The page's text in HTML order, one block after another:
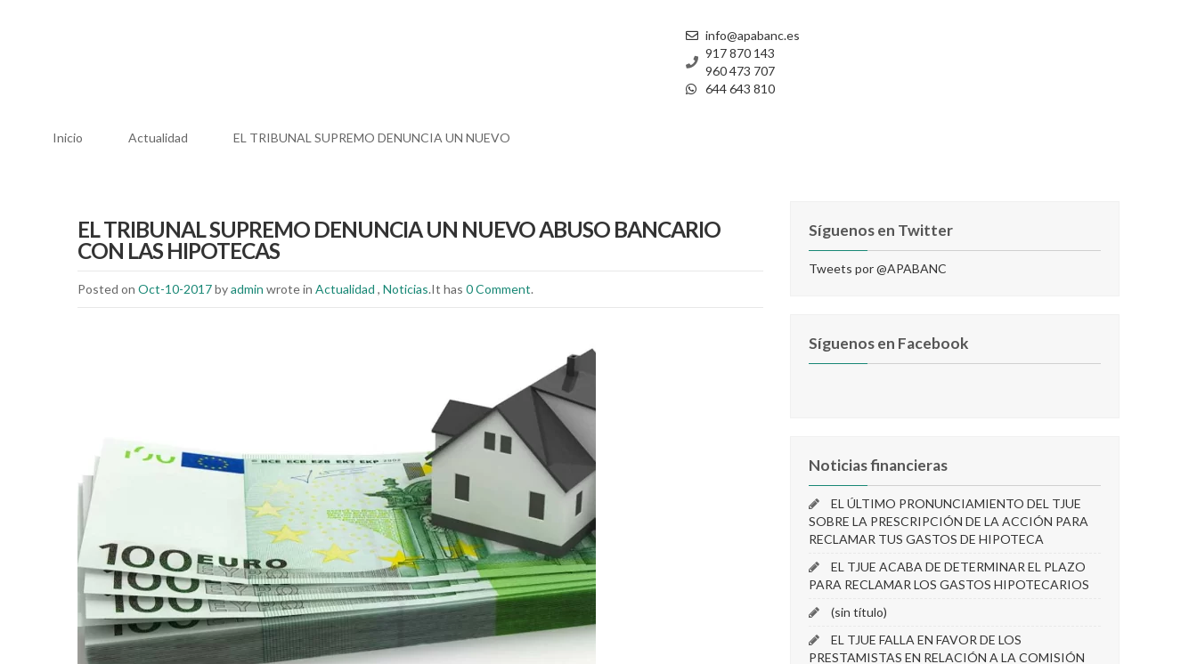
info@apabanc.es
917 870 143
960 473 707
644 643 810
Inicio Actualidad EL TRIBUNAL SUPREMO DENUNCIA UN NUEVO
EL TRIBUNAL SUPREMO DENUNCIA UN NUEVO ABUSO BANCARIO
CON LAS HIPOTECAS
Posted on Oct-10-2017byadmin wrote in Actualidad , Noticias.It has 0 Comment.
Síguenos en Twitter
Tweets por @APABANC
Síguenos en Facebook
Noticias financieras
EL ÚLTIMO PRONUNCIAMIENTO DEL TJUE
SOBRE LA PRESCRIPCIÓN DE LA ACCIÓN PARA
RECLAMAR TUS GASTOS DE HIPOTECA
EL TJUE ACABA DE DETERMINAR EL PLAZO
PARA RECLAMAR LOS GASTOS HIPOTECARIOS
(sin título)
EL TJUE FALLA EN FAVOR DE LOS
PRESTAMISTAS EN RELACIÓN A LA COMISIÓN